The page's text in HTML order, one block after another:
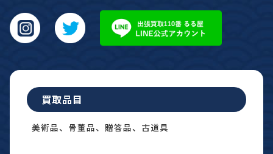
買取品目
美術品、骨董品、贈答品、古道具